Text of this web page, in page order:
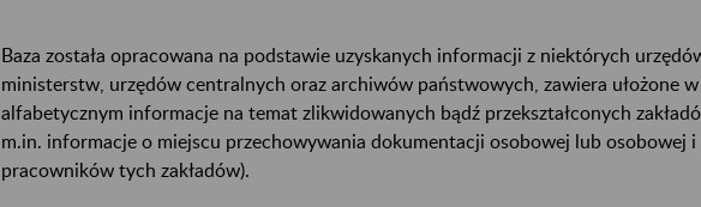
Baza została opracowana na podstawie uzyskanych informacji z niektórych
ministerstw, urzędów centralnych oraz archiwów państwowych, zawiera ułożone
alfabetycznym informacje na temat zlikwidowanych bądź przekształconych
m.in. informacje o miejscu przechowywania dokumentacji osobowej lub osobowej i
pracowników tych zakładów).